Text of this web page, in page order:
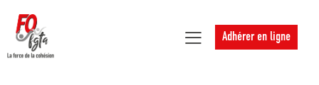
Adhérer en ligne